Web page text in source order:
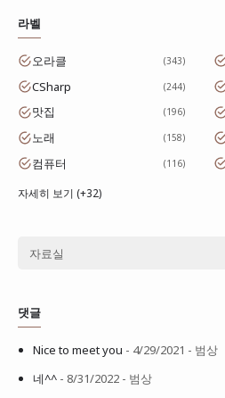
라벨
오라클 343
CSharp 244
맛집 196
노래 158
컴퓨터 116
자세히 보기 (+32)
댓글
Nice to meet you - 4/29/2021 - 범상
네^^ - 8/31/2022 - 범상